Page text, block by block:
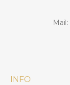
INFO
Mail: